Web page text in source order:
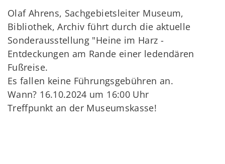
Olaf Ahrens, Sachgebietsleiter Museum,
Bibliothek, Archiv führt durch die aktuelle
Sonderausstellung "Heine im Harz -
Entdeckungen am Rande einer ledendären
Fußreise.
Es fallen keine Führungsgebühren an.
Wann? 16.10.2024 um 16:00 Uhr
Treffpunkt an der Museumskasse!